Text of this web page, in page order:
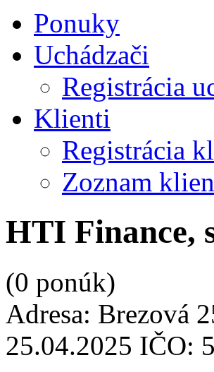
Ponuky
Uchádzači
Registrácia
Klienti
Registrácia
Zoznam
HTI Finance,
(0 ponúk)
Adresa: Brezová
25.04.2025 IČO: